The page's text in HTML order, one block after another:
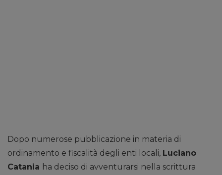
Dopo numerose pubblicazione in materia di
ordinamento e fiscalità degli enti locali, Luciano
Catania ha deciso di avventurarsi nella scrittura